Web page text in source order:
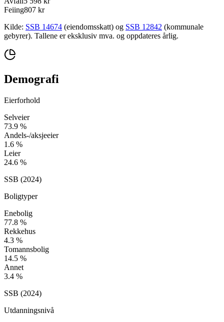
Feiing807 kr
Kilde: SSB 14674 (eiendomsskatt) og SSB 12842 (kommunale
gebyrer). Tallene er eksklusiv mva. og oppdateres årlig.
Demografi
Eierforhold
Selveier
73.9 %
Andels-/aksjeeier
1.6 %
Leier
24.6 %
SSB (2024)
Boligtyper
Enebolig
77.8 %
Rekkehus
4.3 %
Tomannsbolig
14.5 %
Annet
3.4 %
SSB (2024)
Utdanningsnivå